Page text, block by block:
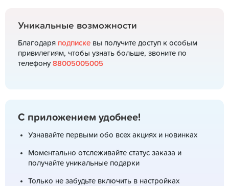
Уникальные возможности
Благодаря подписке вы получите доступ к особым
привилегиям, чтобы узнать больше, звоните по
телефону 88005005005
С приложением удобнее!
Узнавайте первыми обо всех акциях и новинках
Моментально отслеживайте статус заказа и
получайте уникальные подарки
Только не забудьте включить в настройках